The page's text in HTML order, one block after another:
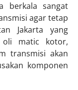
berkala sangat
agar tetap
Jakarta yang
oli matic kotor,
transmisi akan
komponen